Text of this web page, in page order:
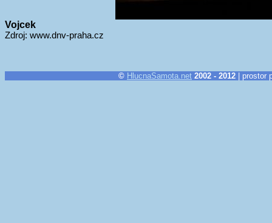
Vojcek
Zdroj: www.dnv-praha.cz
© HlucnaSamota.net 2002 - 2012 | prostor